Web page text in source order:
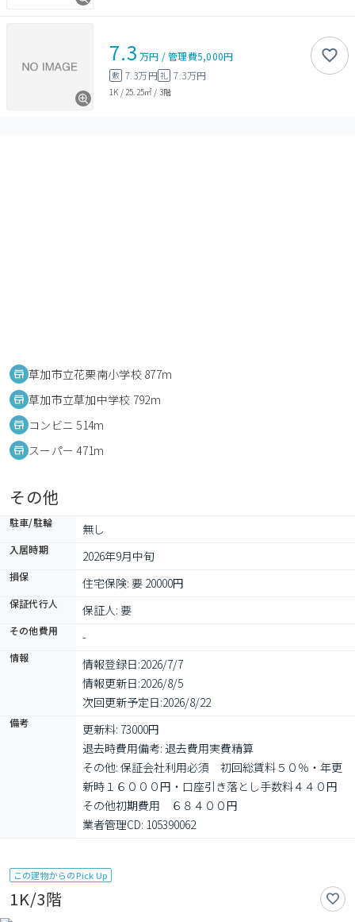
7.3 万円 /管理費5,000円
敷 7.3万円礼 7.3万円
1K / 25.25㎡ / 3階
草加市立花栗南小学校 877m
草加市立草加中学校 792m
コンビニ 514m
スーパー 471m
その他
駐車/駐輪 無し
入居時期 2026年9月中旬
損保 住宅保険: 要 20000円
保証代行人 保証人: 要
その他費用 -
情報 情報登録日:2026/7/7
情報更新日:2026/8/5
次回更新予定日:2026/8/22
備考
更新料: 73000円
退去時費用備考: 退去費用実費精算
その他: 保証会社利用必須　初回総賃料５０％・年更
新時１６０００円・口座引き落とし手数料４４０円
その他初期費用　６８４００円
業者管理CD: 105390062
この建物からのPick Up
1K/3階